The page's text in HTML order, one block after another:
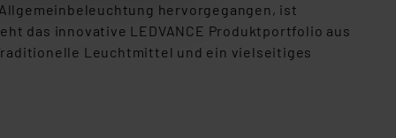
Einstellungen können
erneut angezeigt wird.
von Cookies
hervorgegangen, ist
das innovative LEDVANCE Produktportfolio aus
Leuchtmittel und ein vielseitiges